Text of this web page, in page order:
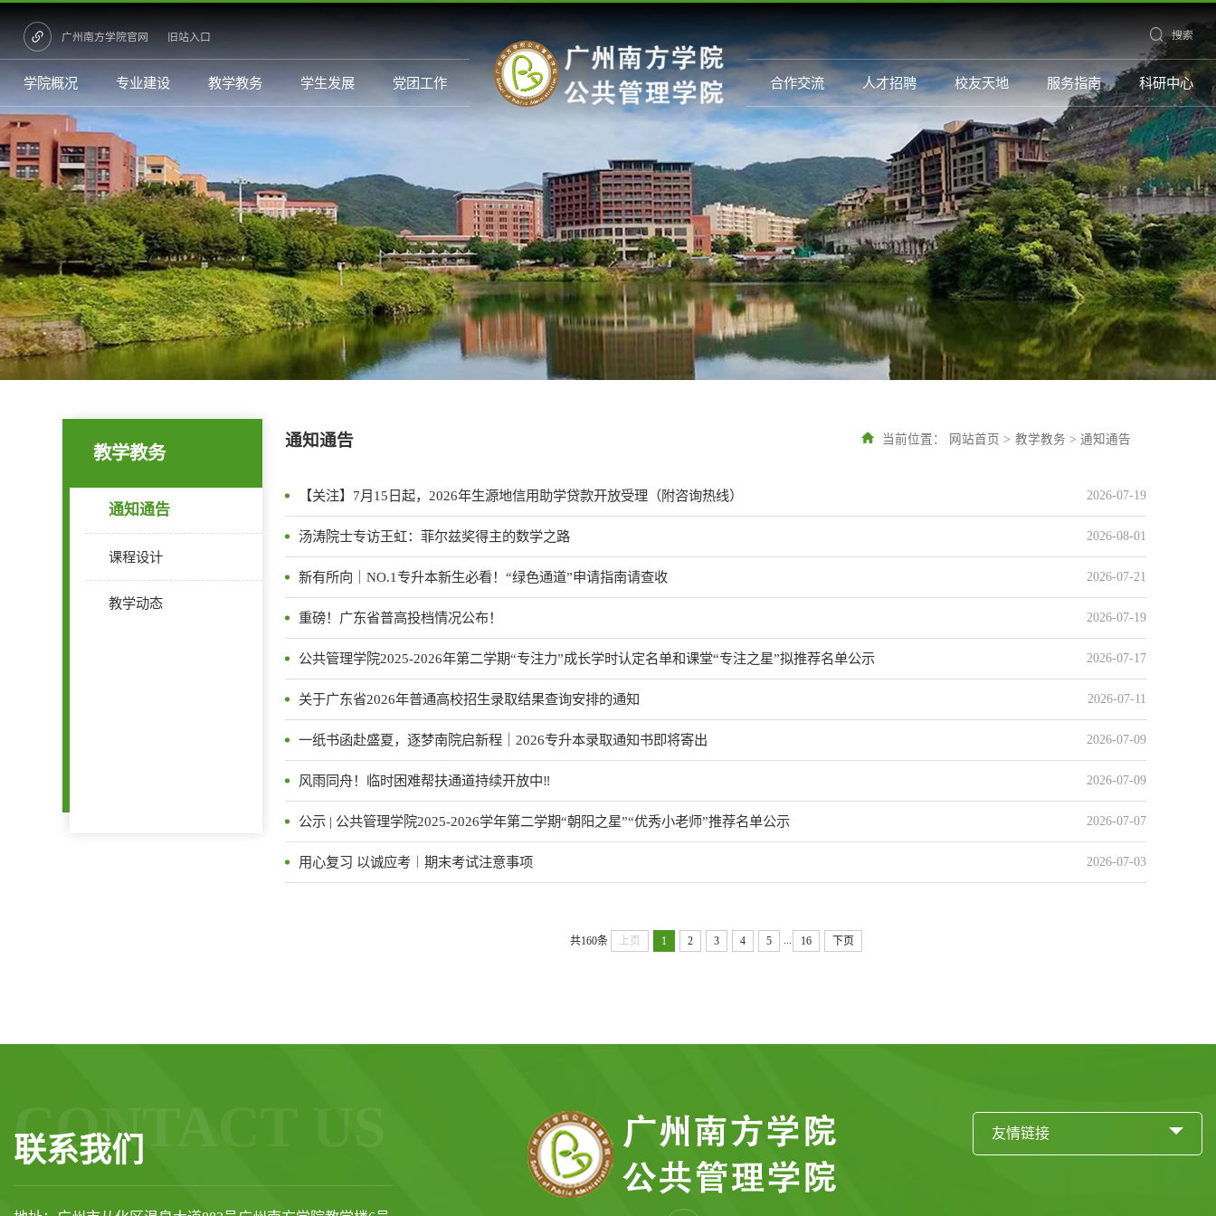
广州南方学院官网 旧站入口
学院概况 专业建设 教学教务 学生发展 党团工作
搜索
合作交流 人才招聘 校友天地 服务指南 科研中心
教学教务
通知通告
课程设计
教学动态
通知通告 当前位置： 网站首页 > 教学教务 > 通知通告
2026-07-19
【关注】7月15日起，2026年生源地信用助学贷款开放受理（附咨询热线）
2026-08-01
汤涛院士专访王虹：菲尔兹奖得主的数学之路
2026-07-21
新有所向｜NO.1专升本新生必看！“绿色通道”申请指南请查收
2026-07-19
重磅！广东省普高投档情况公布！
2026-07-17
公共管理学院2025-2026年第二学期“专注力”成长学时认定名单和课堂“专注之星”拟推荐名单公示
2026-07-11
关于广东省2026年普通高校招生录取结果查询安排的通知
2026-07-09
一纸书函赴盛夏，逐梦南院启新程｜2026专升本录取通知书即将寄出
2026-07-09
风雨同舟！临时困难帮扶通道持续开放中‼️
2026-07-07
公示 | 公共管理学院2025-2026学年第二学期“朝阳之星”“优秀小老师”推荐名单公示
2026-07-03
用心复习 以诚应考︱期末考试注意事项
共160条 上页 1 2 3 4 5 16 下页
联系我们
CONTACT US 友情链接